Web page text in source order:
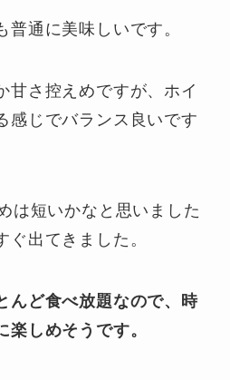
通に美味しいです。
甘さ控えめですが、ホイ
感じでバランス良いです
は短いかなと思いました
ぐ出てきました。
んど食べ放題なので、時
楽しめそうです。